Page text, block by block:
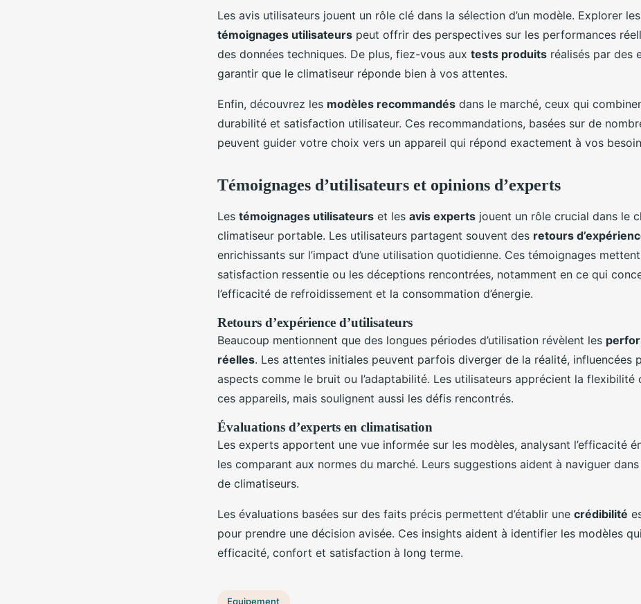
Les avis utilisateurs jouent un rôle clé dans la sélection d’un modèle. Explorer les
témoignages utilisateurs peut offrir des perspectives sur les performances
des données techniques. De plus, fiez-vous aux tests produits réalisés par des
garantir que le climatiseur réponde bien à vos attentes.
Enfin, découvrez les modèles recommandés dans le marché, ceux qui
durabilité et satisfaction utilisateur. Ces recommandations, basées sur de
peuvent guider votre choix vers un appareil qui répond exactement à vos
Témoignages d’utilisateurs et opinions d’experts
Les témoignages utilisateurs et les avis experts jouent un rôle crucial dans le
climatiseur portable. Les utilisateurs partagent souvent des retours
enrichissants sur l’impact d’une utilisation quotidienne. Ces témoignages
satisfaction ressentie ou les déceptions rencontrées, notamment en ce qui
l’efficacité de refroidissement et la consommation d’énergie.
Retours d’expérience d’utilisateurs
Beaucoup mentionnent que des longues périodes d’utilisation révèlent les
réelles. Les attentes initiales peuvent parfois diverger de la réalité, influencées
aspects comme le bruit ou l’adaptabilité. Les utilisateurs apprécient la
ces appareils, mais soulignent aussi les défis rencontrés.
Évaluations d’experts en climatisation
Les experts apportent une vue informée sur les modèles, analysant l’efficacité
les comparant aux normes du marché. Leurs suggestions aident à naviguer
de climatiseurs.
Les évaluations basées sur des faits précis permettent d’établir une crédibilité
pour prendre une décision avisée. Ces insights aident à identifier les modèles
efficacité, confort et satisfaction à long terme.
Equipement